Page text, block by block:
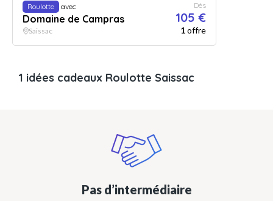
Roulotte avec
Domaine de Campras
Dès
105 €
Saissac 1offre
1 idées cadeaux Roulotte Saissac
Pas d’intermédiaire